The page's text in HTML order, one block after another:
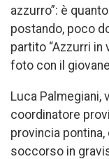
azzurro”: è
postando, poco
partito “Azzurri in
foto con il
Luca Palmegiani,
coordinatore
provincia
soccorso in